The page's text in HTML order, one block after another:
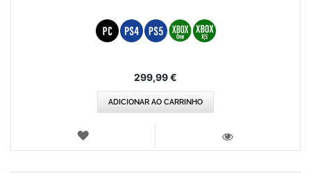
299,99 €
ADICIONAR AO CARRINHO
LISTA